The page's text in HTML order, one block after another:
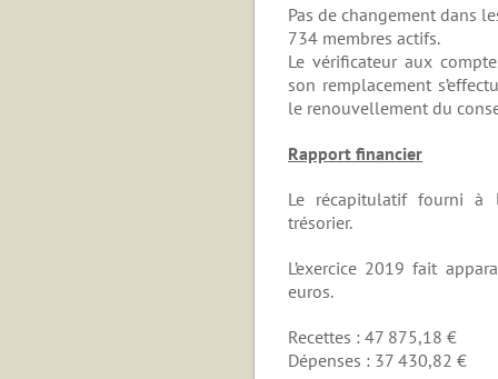
Pas de changement dans
734 membres actifs.
Le vérificateur aux
son remplacement
le renouvellement du
Rapport financier
Le récapitulatif fourni à
trésorier.
L’exercice 2019 fait
euros.
Recettes : 47 875,18 €
Dépenses : 37 430,82 €